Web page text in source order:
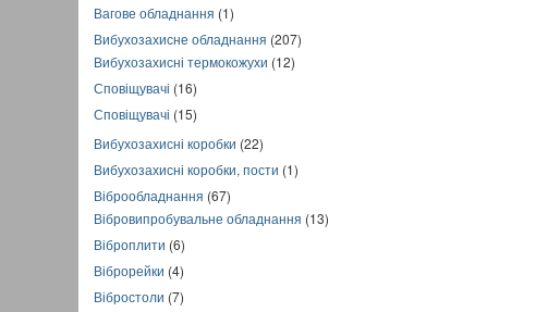
Вагове обладнання (1)
Вибухозахисне обладнання (207)
Вибухозахисні термокожухи (12)
Сповіщувачі (16)
Сповіщувачі (15)
Вибухозахисні коробки (22)
Вибухозахисні коробки, пости (1)
Віброобладнання (67)
Вібровипробувальне обладнання (13)
Віброплити (6)
Віброрейки (4)
Вібростоли (7)